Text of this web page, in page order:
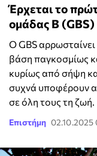
Έρχεται το
ομάδας Β (GBS)
Ο GBS
βάση παγκοσμίως
κυρίως από σήψη
συχνά υποφέρουν
σε όλη τους τη ζωή.
Επιστήμη 02.10.2025